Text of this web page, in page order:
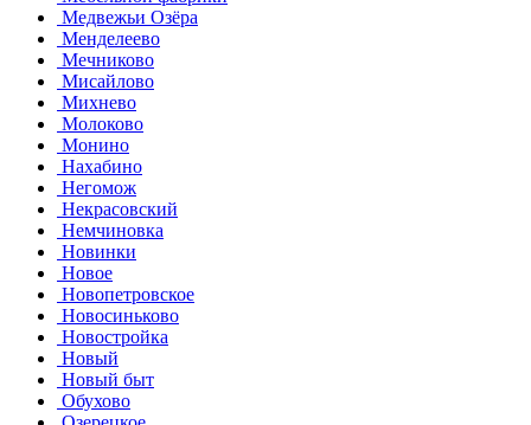
Медвежьи Озёра
Менделеево
Мечниково
Мисайлово
Михнево
Молоково
Монино
Нахабино
Негомож
Некрасовский
Немчиновка
Новинки
Новое
Новопетровское
Новосиньково
Новостройка
Новый
Новый быт
Обухово